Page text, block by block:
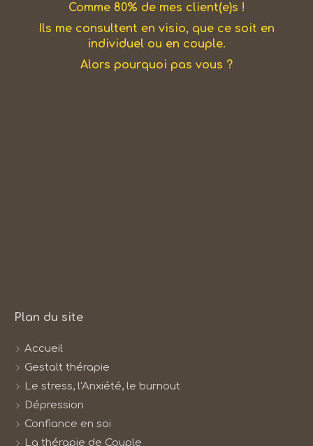
Comme 80% de mes client(e)s !
Ils me consultent en visio, que ce soit en
individuel ou en couple.
Alors pourquoi pas vous ?
Plan du site
Accueil
Gestalt thérapie
Le stress, l'Anxiété, le burnout
Dépression
Confiance en soi
La thérapie de Couple